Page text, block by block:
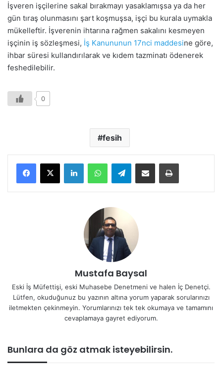
İşveren işçilerine sakal bırakmayı yasaklamışsa ya da her
gün tıraş olunmasını şart koşmuşsa, işçi bu kurala uymakla
mükelleftir. İşverenin ihtarına rağmen sakalını kesmeyen
işçinin iş sözleşmesi, İş Kanununun 17nci maddesine göre,
ihbar süresi kullandırılarak ve kıdem tazminatı ödenerek
feshedilebilir.
0
fesih
LinkedInWhatsAppTelegramE-Posta ile paylaş Yazdır
Mustafa Baysal
Eski İş Müfettişi, eski Muhasebe Denetmeni ve halen İç Denetçi.
Lütfen, okuduğunuz bu yazının altına yorum yaparak sorularınızı
iletmekten çekinmeyin. Yorumlarınızı tek tek okumaya ve tamamını
cevaplamaya gayret ediyorum.
Bunlara da göz atmak isteyebilirsin.